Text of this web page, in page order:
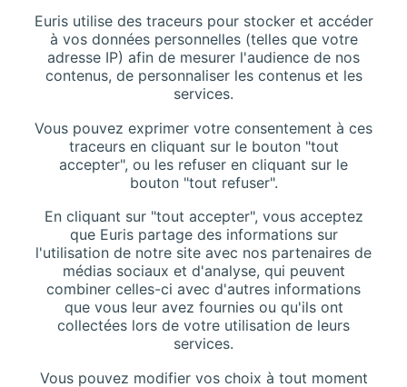
CONTACT
116 Rue de Silly, 92100 Boulogne-Billancourt, France
Contactez-nous
Site Web :www.euris.com
Euris utilise des traceurs pour stocker et accéder
à vos données personnelles (telles que votre
adresse IP) afin de mesurer l'audience de nos
contenus, de personnaliser les contenus et les
services.
Vous pouvez exprimer votre consentement à ces
traceurs en cliquant sur le bouton "tout
accepter", ou les refuser en cliquant sur le
bouton "tout refuser".
En cliquant sur "tout accepter", vous acceptez
que Euris partage des informations sur
l'utilisation de notre site avec nos partenaires de
médias sociaux et d'analyse, qui peuvent
combiner celles-ci avec d'autres informations
que vous leur avez fournies ou qu'ils ont
collectées lors de votre utilisation de leurs
services.
Vous pouvez modifier vos choix à tout moment